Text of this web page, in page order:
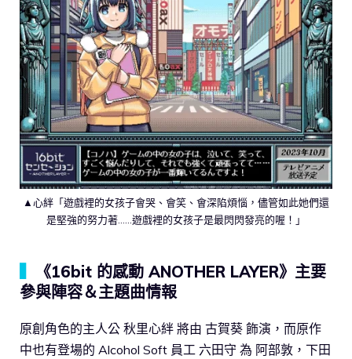
▲心絆「遊戲裡的女孩子會哭、會笑、會深陷煩惱，儘管如此她們還
是堅強的努力著……遊戲裡的女孩子是最閃閃發亮的喔！」
《16bit 的感動 ANOTHER LAYER》主要
參與陣容＆主題曲情報
原創角色的主人公 秋里心絆 將由 古賀葵 飾演，而原作
中也有登場的 Alcohol Soft 員工 六田守 為 阿部敦，下田